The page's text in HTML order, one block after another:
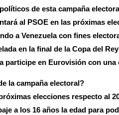
de esta campaña
al PSOE en las próximas
a Venezuela con fines
en la final de la Copa del
participe en Eurovisión con una
la campaña electoral?
elecciones respecto al
a los 16 años la edad para